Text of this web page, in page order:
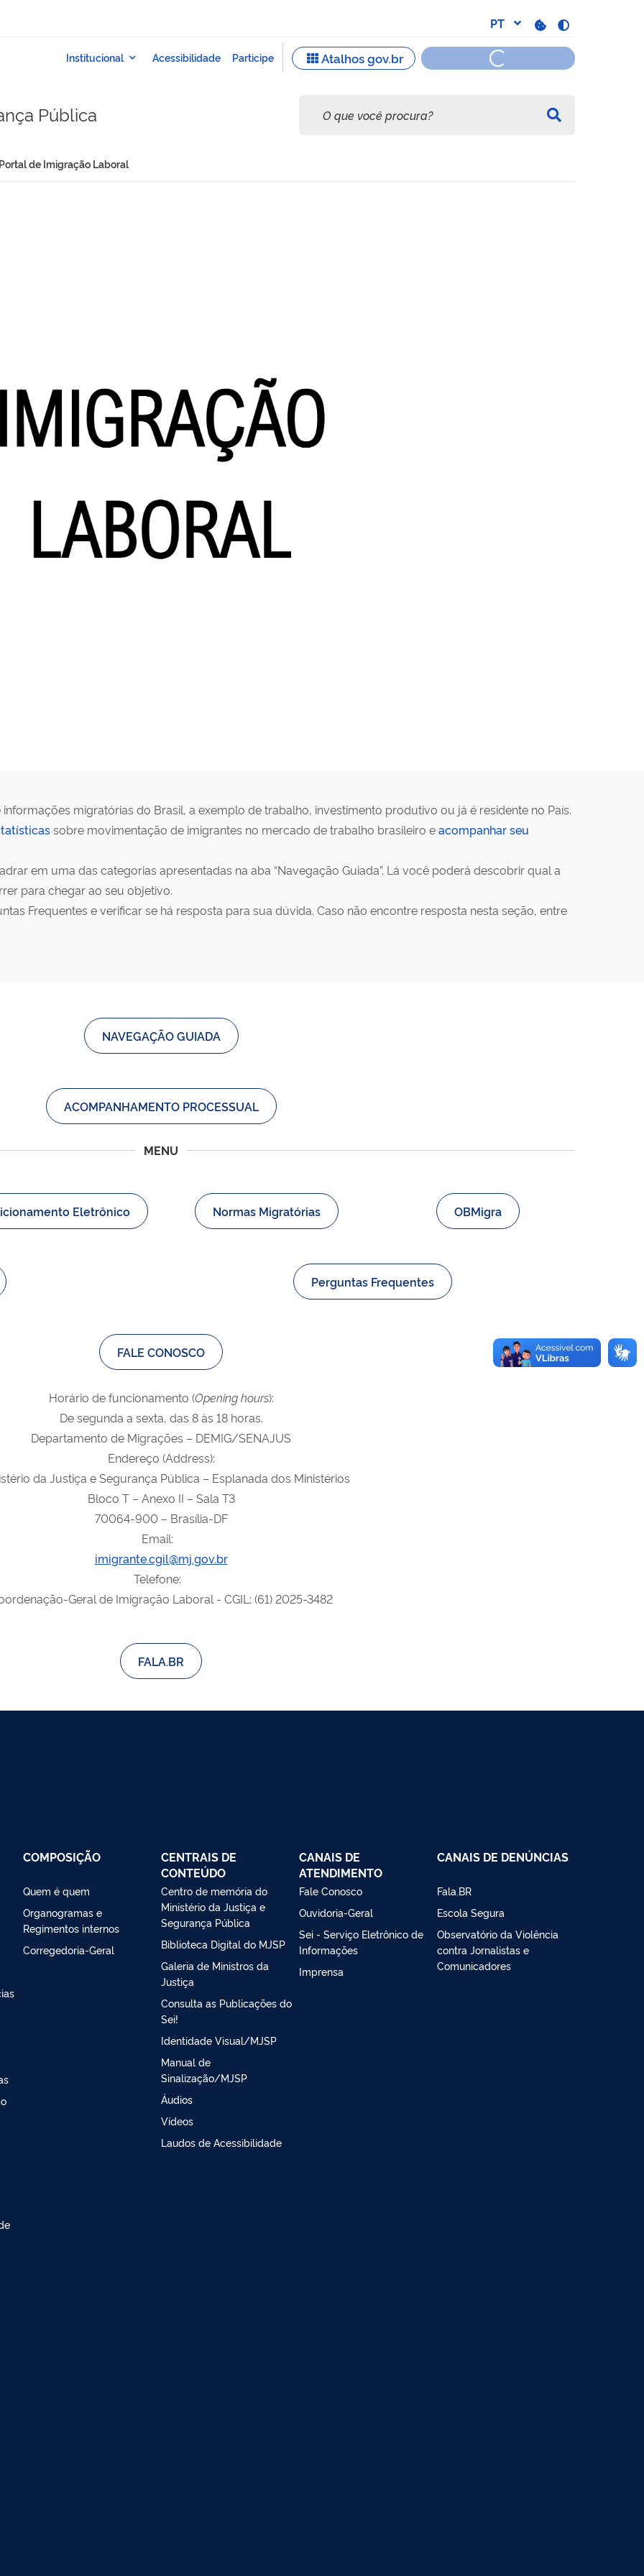
Pública
Portal de Imigração Laboral
migratórias do Brasil, a exemplo de trabalho, investimento produtivo ou já é residente no País.
sobre movimentação de imigrantes no mercado de trabalho brasileiro eacompanhar seu
em uma das categorias apresentadas na aba “Navegação Guiada”. Lá você poderá descobrir qual a
para chegar ao seu objetivo.
Frequentes e verificar se há resposta para sua dúvida. Caso não encontre resposta nesta seção, entre
NAVEGAÇÃO GUIADA
ACOMPANHAMENTO PROCESSUAL
MENU
Eletrônico Normas Migratórias OBMigra
Perguntas Frequentes
FALE CONOSCO
Horário de funcionamento (Opening hours):
De segunda a sexta, das 8 às 18 horas.
Departamento de Migrações – DEMIG/SENAJUS
Endereço (Address):
da Justiça e Segurança Pública – Esplanada dos Ministérios
Bloco T – Anexo II – Sala T3
70064-900 – Brasília-DF
Email:
imigrante.cgil@mj.gov.br
Telefone:
Geral de Imigração Laboral - CGIL: (61) 2025-3482
FALA.BR
COMPOSIÇÃO
Quem é quem
Organogramas e
Regimentos internos
Corregedoria-Geral
CENTRAIS DE
CONTEÚDO
Centro de memória do
Ministério da Justiça e
Segurança Pública
Biblioteca Digital do MJSP
Galeria de Ministros da
Justiça
Consulta as Publicações do
Sei!
Identidade Visual/MJSP
Manual de
Sinalização/MJSP
Áudios
Vídeos
Laudos de Acessibilidade
CANAIS DE
ATENDIMENTO
Fale Conosco
Ouvidoria-Geral
Sei - Serviço Eletrônico de
Informações
Imprensa
CANAIS DE DENÚNCIAS
Fala.BR
Escola Segura
Observatório da Violência
contra Jornalistas e
Comunicadores